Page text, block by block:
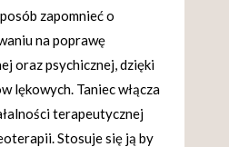
zapomnieć o
na poprawę
oraz psychicznej, dzięki
lękowych. Taniec włącza
terapeutycznej
Stosuje się ją by